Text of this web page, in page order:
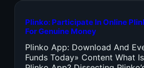
Plinko: Participate In Online
For Genuine Money
Plinko App: Download And
Funds Today» Content What